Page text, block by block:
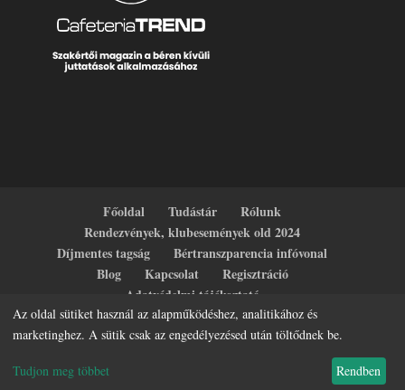
Főoldal Tudástár
Rólunk
Rendezvények, klubesemények old 2024
Díjmentes tagság
Bértranszparencia infóvonal
Blog
Kapcsolat
Regisztráció
Adatvédelmi tájékoztató
Az oldal sütiket használ az alapműködéshez, analitikához és
marketinghez. A sütik csak az engedélyezésed után töltődnek be.
Tudjon meg többet Rendben